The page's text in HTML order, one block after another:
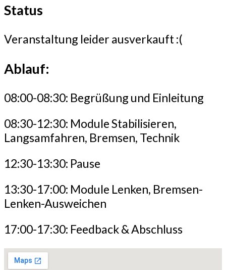
Status
Veranstaltung leider ausverkauft :(
Ablauf:
08:00-08:30: Begrüßung und Einleitung
08:30-12:30: Module Stabilisieren,
Langsamfahren, Bremsen, Technik
12:30-13:30: Pause
13:30-17:00: Module Lenken, Bremsen-
Lenken-Ausweichen
17:00-17:30: Feedback & Abschluss